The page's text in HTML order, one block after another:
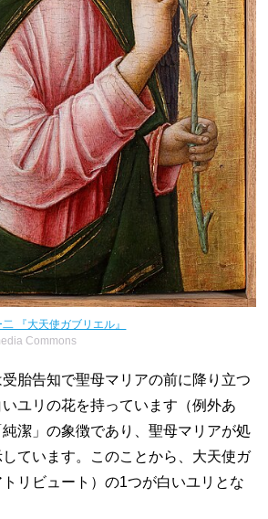
『大天使ガブリエル』
Commons
胎告知で聖母マリアの前に降り立つ
ユリの花を持っています（例外あ
潔」の象徴であり、聖母マリアが処
ています。このことから、大天使ガ
リビュート）の1つが白いユリとな